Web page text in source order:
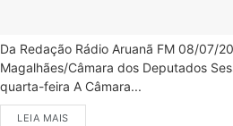
Da Redação Rádio Aruanã FM 08/07/
Magalhães/Câmara dos Deputados
quarta-feira A Câmara...
LEIA MAIS